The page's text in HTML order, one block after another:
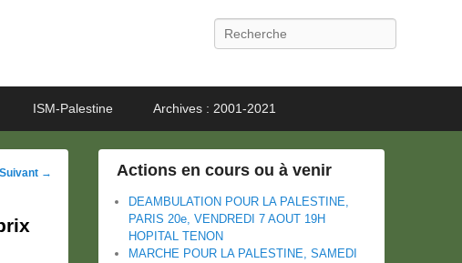
Recherche
ISM-Palestine Archives : 2001-2021
Suivant → Actions en cours ou à venir
DEAMBULATION POUR LA PALESTINE,
PARIS 20e, VENDREDI 7 AOUT 19H
HOPITAL TENON
MARCHE POUR LA PALESTINE, SAMEDI